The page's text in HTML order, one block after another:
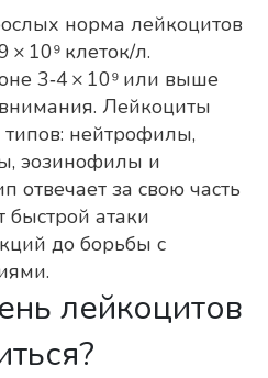
норма лейкоцитов
× 10⁹ клеток/л.
3‑4 × 10⁹ или выше
Лейкоциты
типов: нейтрофилы,
эозинофилы и
за свою часть
быстрой атаки
до борьбы с
лейкоцитов